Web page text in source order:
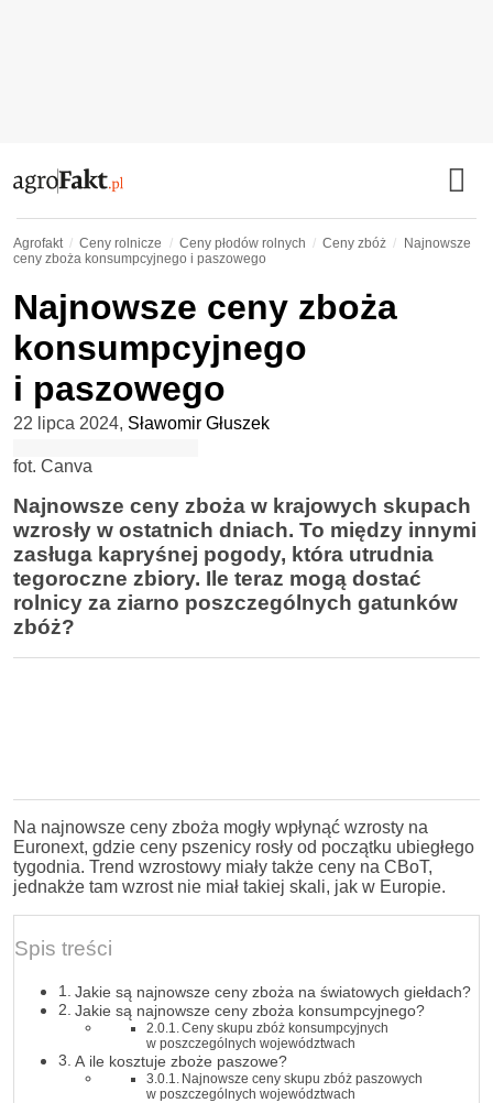
Agrofakt Ceny rolnicze Ceny płodów rolnych Ceny zbóż
Najnowsze
ceny zboża konsumpcyjnego i paszowego
Najnowsze ceny zboża
konsumpcyjnego
i paszowego
22 lipca 2024, Sławomir Głuszek
fot. Canva
Najnowsze ceny zboża w krajowych skupach
wzrosły w ostatnich dniach. To między innymi
zasługa kapryśnej pogody, która utrudnia
tegoroczne zbiory. Ile teraz mogą dostać
rolnicy za ziarno poszczególnych gatunków
zbóż?
Na najnowsze ceny zboża mogły wpłynąć wzrosty na
Euronext, gdzie ceny pszenicy rosły od początku ubiegłego
tygodnia. Trend wzrostowy miały także ceny na CBoT,
jednakże tam wzrost nie miał takiej skali, jak w Europie.
Spis treści
Jakie są najnowsze ceny zboża na światowych giełdach?
Jakie są najnowsze ceny zboża konsumpcyjnego?
Ceny skupu zbóż konsumpcyjnych
w poszczególnych województwach
A ile kosztuje zboże paszowe?
Najnowsze ceny skupu zbóż paszowych
w poszczególnych województwach